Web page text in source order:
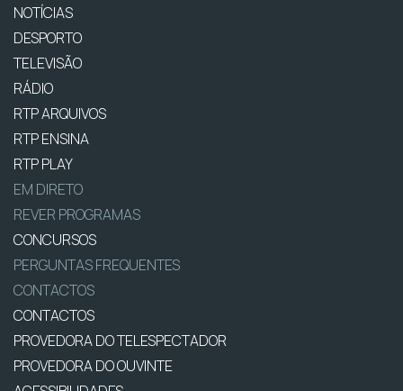
NOTÍCIAS
DESPORTO
TELEVISÃO
RÁDIO
RTP ARQUIVOS
RTP ENSINA
RTP PLAY
EM DIRETO
REVER PROGRAMAS
CONCURSOS
PERGUNTAS FREQUENTES
CONTACTOS
CONTACTOS
PROVEDORA DO TELESPECTADOR
PROVEDORA DO OUVINTE